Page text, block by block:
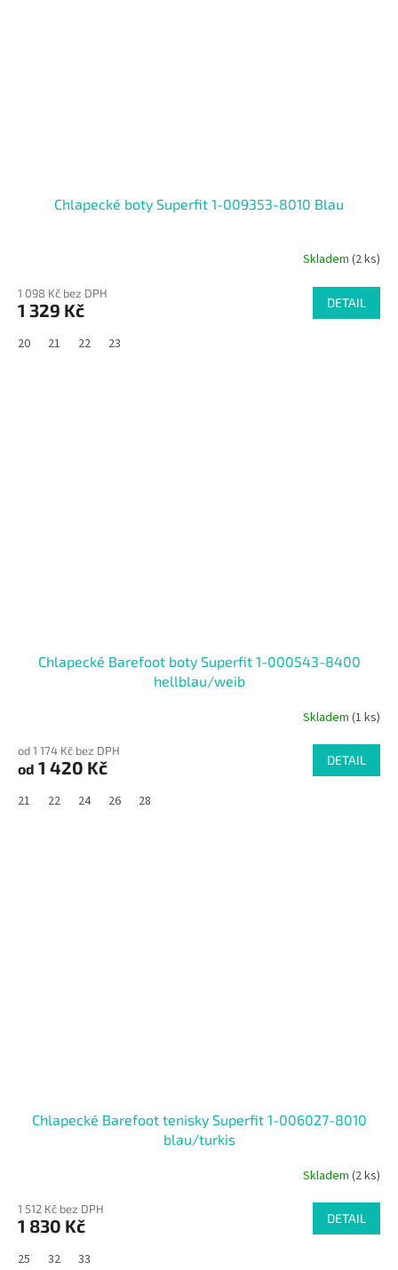
Chlapecké boty Superfit 1-009353-8010 Blau
Skladem (2 ks)
1 098 Kč bez DPH
1 329 Kč DETAIL
20 21 22 23
Chlapecké Barefoot boty Superfit 1-000543-8400
hellblau/weib
Skladem (1 ks)
od 1 174 Kč bez DPH
od 1 420 Kč DETAIL
21 22 24 26 28
Chlapecké Barefoot tenisky Superfit 1-006027-8010
blau/turkis
Skladem (2 ks)
1 512 Kč bez DPH
1 830 Kč DETAIL
25 32 33